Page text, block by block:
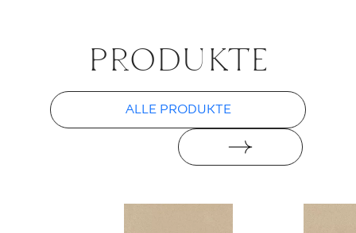
PRO­DUK­TE
ALLE PRODUKTE